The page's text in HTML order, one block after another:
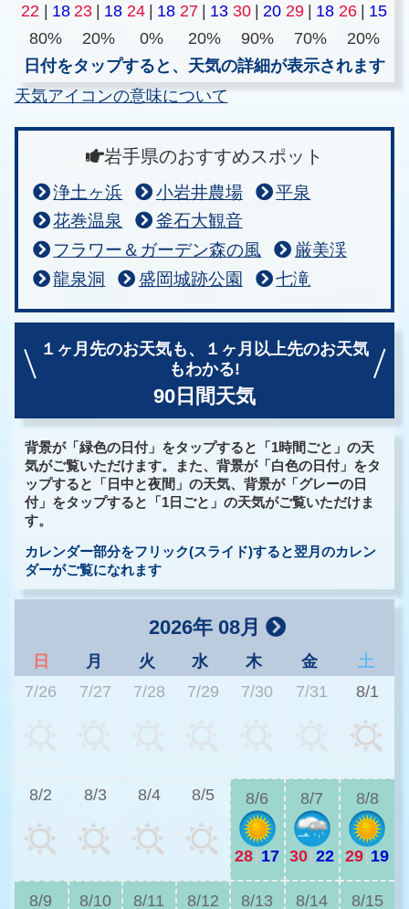
22 | 18 23 | 18 24 | 18 27 | 13 30 | 20 29 | 18 26 | 15
80%
20% 0% 20% 90% 70%
20%
日付をタップすると、天気の詳細が表示されます
天気アイコンの意味について
岩手県のおすすめスポット
浄土ヶ浜 小岩井農場
平泉
花巻温泉
釜石大観音
フラワー＆ガーデン森の風
厳美渓
龍泉洞
盛岡城跡公園 七滝
１ヶ月先のお天気も、
１ヶ月以上先のお天気
もわかる!
90日間天気
背景が「緑色の日付」をタップすると「1時間ごと」の天
気がご覧いただけます。また、背景が「白色の日付」をタ
ップすると「日中と夜間」の天気、背景が「グレーの日
付」をタップすると「1日ごと」の天気がご覧いただけま
す。
カレンダー部分をフリック(スライド)すると翌月のカレン
ダーがご覧になれます
2026年 08月
日 月 火 水 木 金
土
7/26
7/27 7/28 7/29 7/30 7/31 8/1
8/2 8/3 8/4 8/5 8/6
28| 17
8/7
30|22
8/8
29|19
8/9 8/10 8/11 8/12 8/13 8/14 8/15